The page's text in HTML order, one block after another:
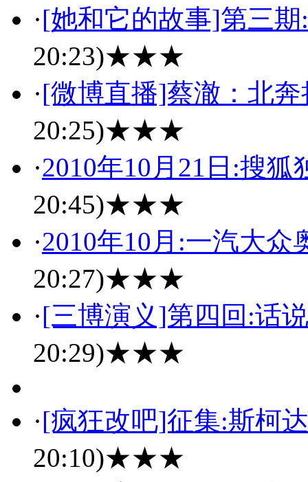
·[她和它的故事]第三
20:23)★★★
·[微博直播]蔡澈：北
20:25)★★★
·2010年10月21日:搜
20:45)★★★
·2010年10月:一汽大众
20:27)★★★
·[三博演义]第四回:话
20:29)★★★
·[疯狂改吧]征集:斯柯
20:10)★★★